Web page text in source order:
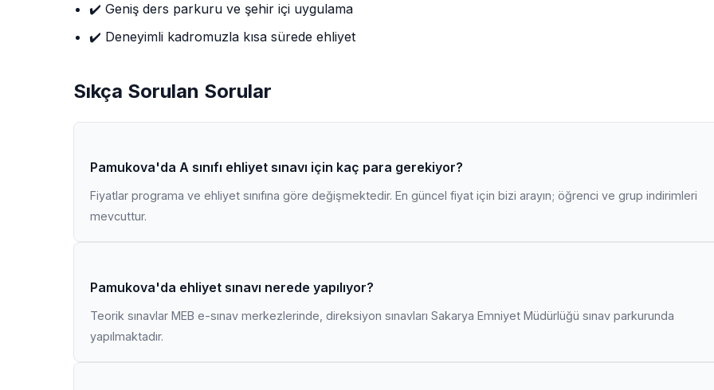
✔️ Geniş ders parkuru ve şehir içi uygulama
✔️ Deneyimli kadromuzla kısa sürede ehliyet
Sıkça Sorulan Sorular
Pamukova'da A sınıfı ehliyet sınavı için kaç para gerekiyor?
Fiyatlar programa ve ehliyet sınıfına göre değişmektedir. En güncel fiyat için bizi arayın; öğrenci ve grup indirimleri
mevcuttur.
Pamukova'da ehliyet sınavı nerede yapılıyor?
Teorik sınavlar MEB e-sınav merkezlerinde, direksiyon sınavları Sakarya Emniyet Müdürlüğü sınav parkurunda
yapılmaktadır.